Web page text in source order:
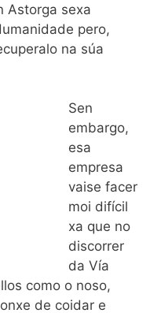
Astorga sexa
pero,
na súa
Sen
embargo,
esa
empresa
vaise facer
moi difícil
xa que no
discorrer
da Vía
como o noso,
de coidar e